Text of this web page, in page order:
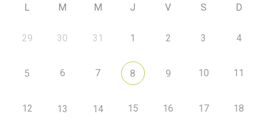
L M M J V S D
29 30 31 1 2 3 4
5 6 7 8 9 10 11
12 13 14 15 16 17 18